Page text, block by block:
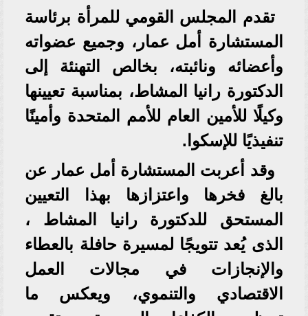
تقدم المجلس القومي للمرأة برئاسة
المستشارة أمل عمار، وجميع عضواته
وأعضائه ونائبته، بخالص التهنئة إلى
الدكتورة رانيا المشاط، بمناسبة تعيينها
وكيلًا للأمين العام للأمم المتحدة وأمينًا
تنفيذيًا للإسكوا.
وقد أعربت المستشارة أمل عمار عن
بالغ فخرها واعتزازها بهذا التعيين
المستحق للدكتورة رانيا المشاط ،
الذى يُعد تتويجًا لمسيرة حافلة بالعطاء
والإنجازات في مجالات العمل
الاقتصادي والتنموي، ويعكس ما